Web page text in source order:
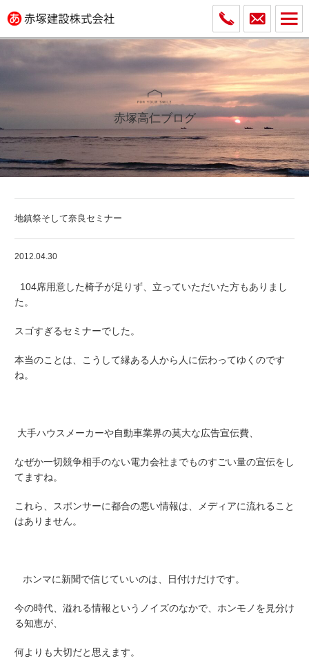
赤塚高仁ブログ
地鎮祭そして奈良セミナー
2012.04.30
104席用意した椅子が足りず、立っていただいた方もありまし
た。
スゴすぎるセミナーでした。
本当のことは、こうして縁ある人から人に伝わってゆくのです
ね。
大手ハウスメーカーや自動車業界の莫大な広告宣伝費、
なぜか一切競争相手のない電力会社までものすごい量の宣伝をし
てますね。
これら、スポンサーに都合の悪い情報は、メディアに流れること
はありません。
ホンマに新聞で信じていいのは、日付けだけです。
今の時代、溢れる情報というノイズのなかで、ホンモノを見分け
る知恵が、
何よりも大切だと思えます。